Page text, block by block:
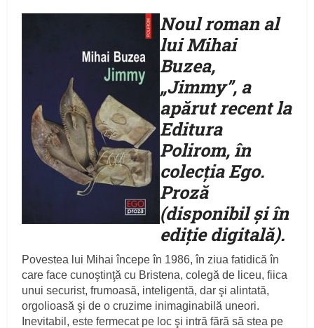
Noul roman al
lui Mihai
Buzea,
„Jimmy”, a
apărut recent la
Editura
Polirom, în
colecţia Ego.
Proză
(disponibil şi în
ediţie digitală).
Povestea lui Mihai începe în 1986, în ziua fatidică în
care face cunoştinţă cu Bristena, colegă de liceu, fiica
unui securist, frumoasă, inteligentă, dar şi alintată,
orgolioasă şi de o cruzime inimaginabilă uneori.
Inevitabil, este fermecat pe loc şi intră fără să stea pe